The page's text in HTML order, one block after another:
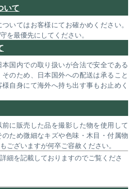
いて
いてはお客様にてお確かめください。
を最優先にしてください。
国内での取り扱いが合法で安全である
のため、日本国外への配送は承ること
自身にて海外へ持ち出す事もお止めく
に販売した品を撮影した物を使用して
ため微細なキズや色味・木目・付属物
ございますが何卒ご容赦ください。
細を記載しておりますのでご覧くださ